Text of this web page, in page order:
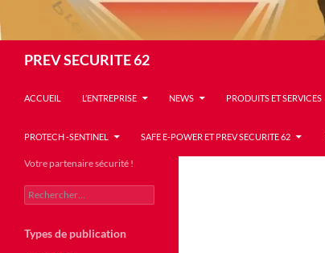
PREV SECURITE 62
ACCUEIL L’ENTREPRISE NEWS PRODUITS ET SERVICES
PROTECH -SENTINEL SAFE E-POWER ET PREV SECURITE 62
Votre partenaire sécurité !
Rechercher :
Types de publication